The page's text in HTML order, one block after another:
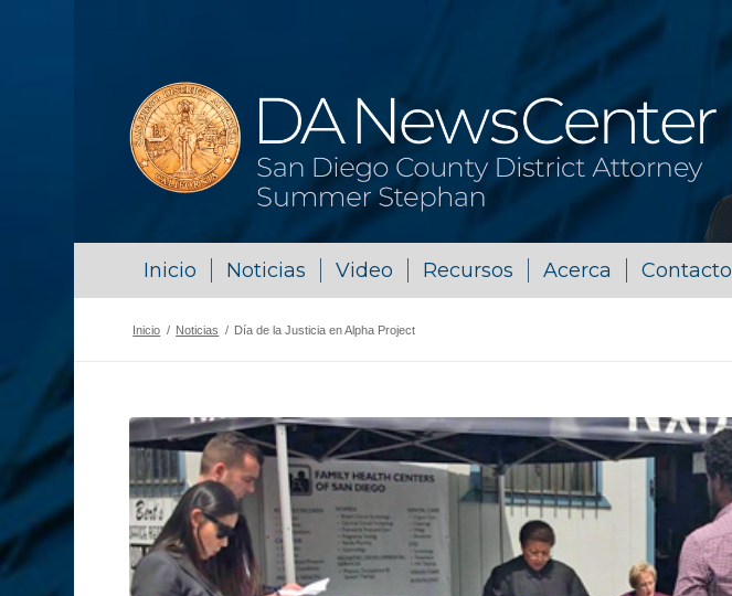
Inicio Noticias Video Recursos Acerca Contacto
Inicio / Noticias / Día de la Justicia en Alpha Project